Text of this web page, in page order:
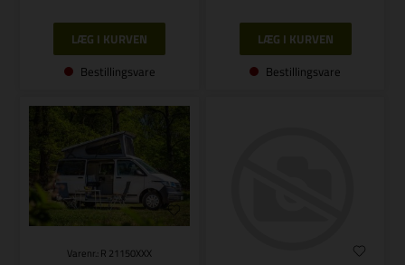
Bestillingsvare Bestillingsvare
Varenr.: R 21150XXX